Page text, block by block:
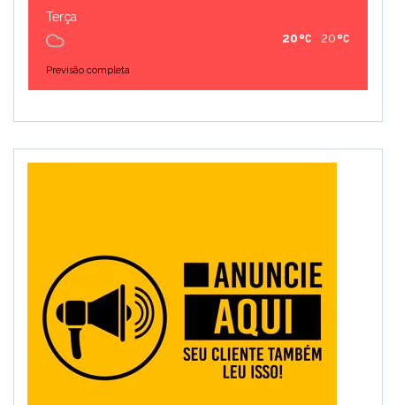
Terça
20
20
Previsão completa